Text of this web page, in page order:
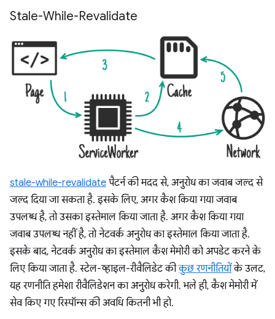
Stale-While-Revalidate
stale-while-revalidate पैटर्न की मदद से, अनुरोध का जवाब जल्द से
जल्द दिया जा सकता है. इसके लिए, अगर कैश किया गया जवाब
उपलब्ध है, तो उसका इस्तेमाल किया जाता है. अगर कैश किया गया
जवाब उपलब्ध नहीं है, तो नेटवर्क अनुरोध का इस्तेमाल किया जाता है.
इसके बाद, नेटवर्क अनुरोध का इस्तेमाल कैश मेमोरी को अपडेट करने के
लिए किया जाता है. स्टेल-व्हाइल-रीवैलिडेट कीकुछ रणनीतियोंके उलट,
यह रणनीति हमेशा रीवैलिडेशन का अनुरोध करेगी. भले ही, कैश मेमोरी में
सेव किए गए रिस्पॉन्स की अवधि कितनी भी हो.